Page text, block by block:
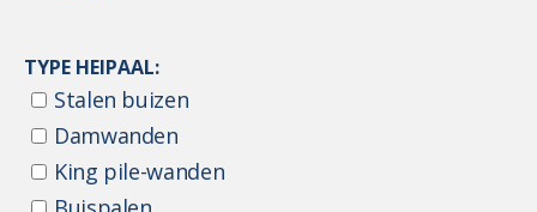
TYPE HEIPAAL:
Stalen buizen
Damwanden
King pile-wanden